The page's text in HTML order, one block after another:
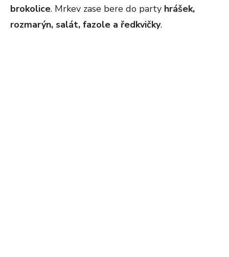
brokolice. Mrkev zase bere do party hrášek,
rozmarýn, salát, fazole a ředkvičky.